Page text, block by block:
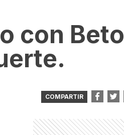
con Beto
COMPARTIR